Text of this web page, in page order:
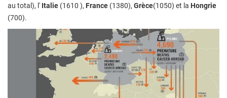
au total), l' Italie (1610 ), France (1380), Grèce(1050) et la Hongrie
(700).